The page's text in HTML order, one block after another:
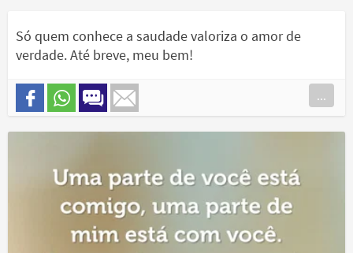
Só quem conhece a saudade valoriza o amor de
verdade. Até breve, meu bem!
...